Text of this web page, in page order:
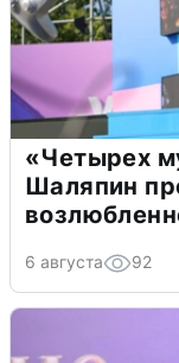
«Четырех
Шаляпин
6 августа 92